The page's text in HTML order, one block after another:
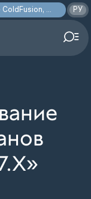
Критически опасная уязвимость в Adobe ColdFusion, позволяющая получить доступ к произвольным файлам: CVE-2026-48282 РУ